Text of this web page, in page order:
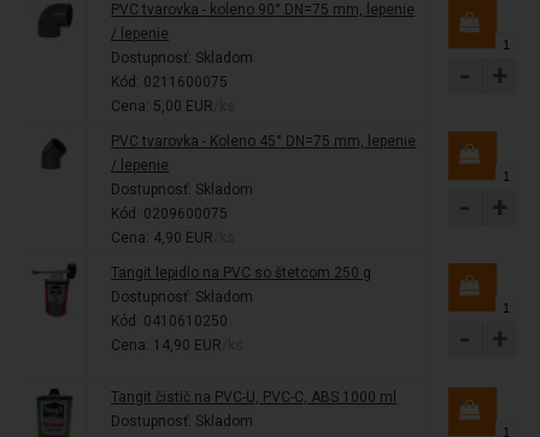
PVC tvarovka - koleno 90° DN=75 mm, lepenie
/ lepenie
Dostupnosť: Skladom
Kód: 0211600075
Cena: 5,00 EUR
- +
PVC tvarovka - Koleno 45° DN=75 mm, lepenie
/ lepenie
Dostupnosť: Skladom
Kód: 0209600075
Cena: 4,90 EUR
- +
Tangit lepidlo na PVC so štetcom 250 g
Dostupnosť: Skladom
Kód: 0410610250
Cena: 14,90 EUR
- +
Tangit čistič na PVC-U, PVC-C, ABS 1000 ml
Dostupnosť: Skladom